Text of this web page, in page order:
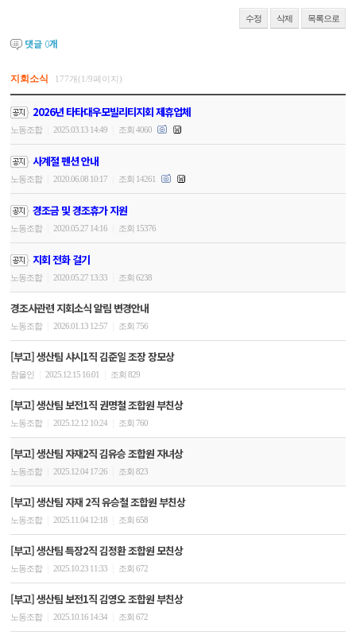
수정 삭제 목록으로
댓글 0개
지회소식 177개(1/9페이지)
2026년 타타대우모빌리티지회 제휴업체
노동조합 2025.03.13 14:49 조회 4060
사계절 펜션 안내
노동조합 2020.06.08 10:17 조회 14261
경조금 및 경조휴가 지원
노동조합 2020.05.27 14:16 조회 15376
지회 전화 걸기
노동조합 2020.05.27 13:33 조회 6238
경조사관련 지회소식 알림 변경안내
노동조합 2026.01.13 12:57 조회 756
[부고] 생산팀 샤시1직 김준일 조장 장모상
참을인 2025.12.15 16:01 조회 829
[부고] 생산팀 보전1직 권명철 조합원 부친상
노동조합 2025.12.12 10:24 조회 760
[부고] 생산팀 자재2직 김유승 조합원 자녀상
노동조합 2025.12.04 17:26 조회 823
[부고] 생산팀 자재 2직 유승철 조합원 부친상
노동조합 2025.11.04 12:18 조회 658
[부고] 생산팀 특장2직 김정환 조합원 모친상
노동조합 2025.10.23 11:33 조회 672
[부고] 생산팀 보전1직 김영오 조합원 부친상
노동조합 2025.10.16 14:34 조회 672